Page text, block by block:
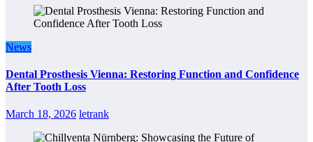
News
Dental Prosthesis Vienna: Restoring Function and Confidence
After Tooth Loss
March 18, 2026 letrank